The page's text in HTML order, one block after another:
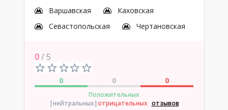
Варшавская
Каховская
Севастопольская
Чертановская
0/ 5
0 0 0
Положительных
|нейтральных|отрицательных отзывов